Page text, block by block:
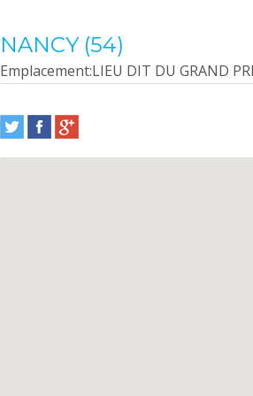
NANCY (54)
Emplacement:LIEU DIT DU GRAND